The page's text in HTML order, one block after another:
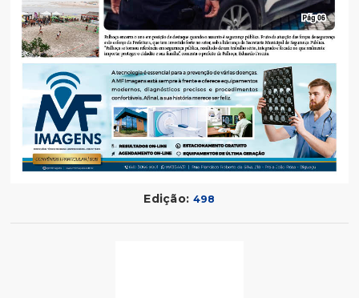
Edição: 498